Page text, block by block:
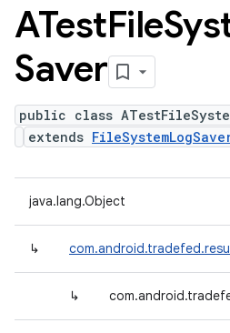
ATestFile
Saver
public class
extends
java.lang.Object
↳
↳